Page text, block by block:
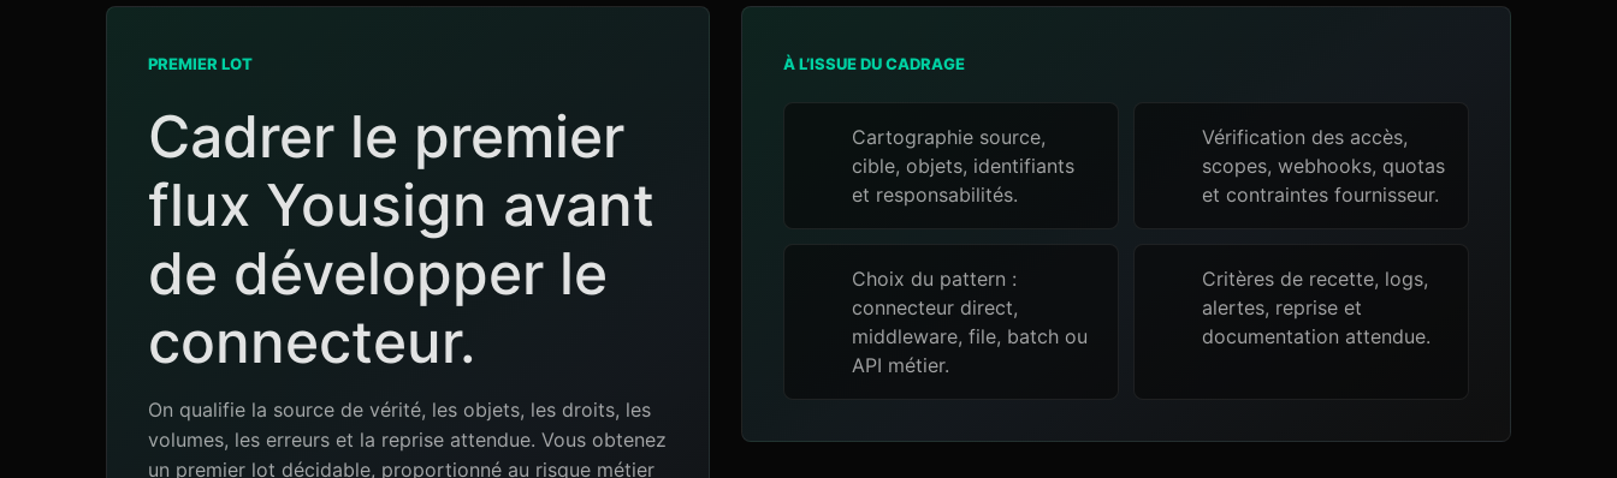
PREMIER LOT
Cadrer le premier
flux Yousign avant
de développer le
connecteur.
On qualifie la source de vérité, les objets, les droits, les
volumes, les erreurs et la reprise attendue. Vous obtenez
un premier lot décidable, proportionné au risque métier
À L’ISSUE DU CADRAGE
Cartographie source,
cible, objets, identifiants
et responsabilités.
Vérification des accès,
scopes, webhooks, quotas
et contraintes fournisseur.
Choix du pattern :
connecteur direct,
middleware, file, batch ou
API métier.
Critères de recette, logs,
alertes, reprise et
documentation attendue.